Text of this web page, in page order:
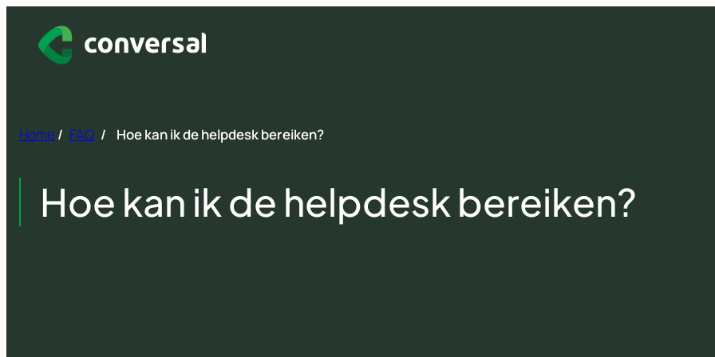
Home / FAQ / Hoe kan ik de helpdesk bereiken?
Hoe kan ik de helpdesk bereiken?